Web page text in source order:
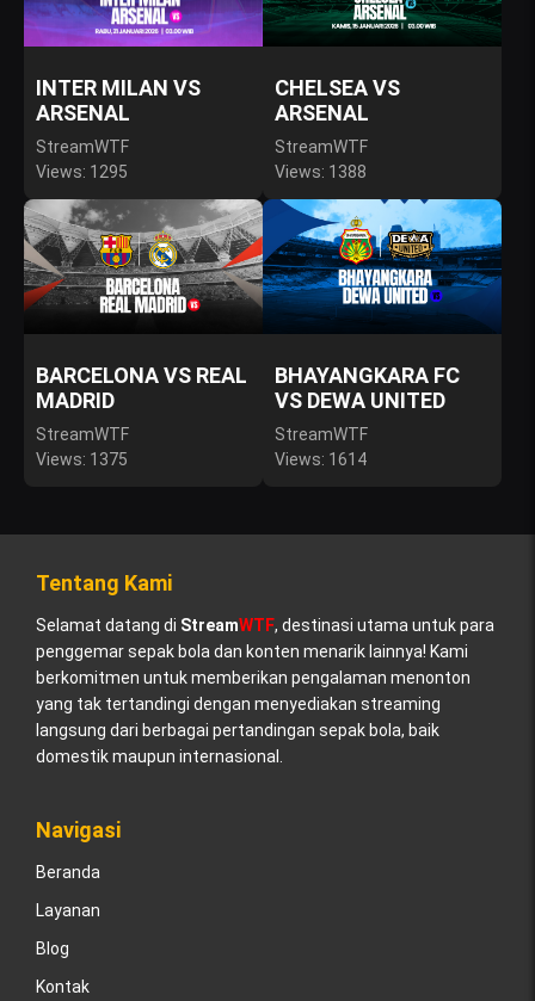
INTER MILAN VS
ARSENAL
StreamWTF
Views: 1295
CHELSEA VS
ARSENAL
StreamWTF
Views: 1388
BARCELONA VS REAL
MADRID
StreamWTF
Views: 1375
BHAYANGKARA FC
VS DEWA UNITED
StreamWTF
Views: 1614
Tentang Kami
Selamat datang di StreamWTF, destinasi utama untuk para
penggemar sepak bola dan konten menarik lainnya! Kami
berkomitmen untuk memberikan pengalaman menonton
yang tak tertandingi dengan menyediakan streaming
langsung dari berbagai pertandingan sepak bola, baik
domestik maupun internasional.
Navigasi
Beranda
Layanan
Blog
Kontak